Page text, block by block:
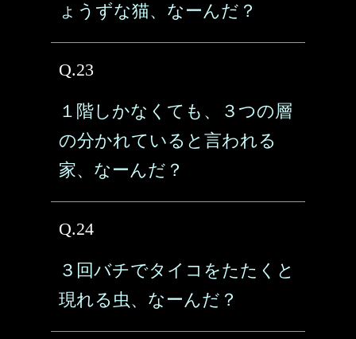
ょうずな猫、なーんだ？
Q.23
１階しかなくても、３つの層
の分かれていると言われる
家、なーんだ？
Q.24
３回バチでタイコをたたくと
現れる虫、なーんだ？